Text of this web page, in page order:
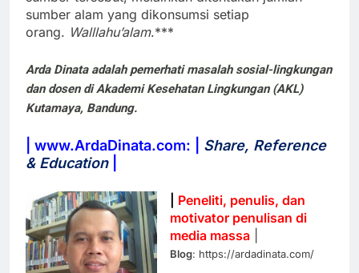
sumber alam yang dikonsumsi setiap
orang. Walllahu’alam.***
Arda Dinata adalah pemerhati masalah sosial-lingkungan
dan dosen di Akademi Kesehatan Lingkungan (AKL)
Kutamaya, Bandung.
| www.ArdaDinata.com: | Share, Reference
& Education|
Peneliti, penulis, dan
motivator penulisan di
media massa
Blog: https://ardadinata.com/